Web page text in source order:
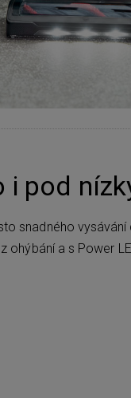
i pod
snadného
ohýbání a s Power